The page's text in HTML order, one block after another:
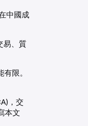
中國成
易、質
限。
，交
本文